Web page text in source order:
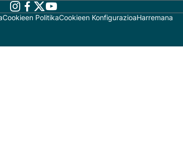
Cookieen PolitikaCookieen KonfigurazioaHarremana